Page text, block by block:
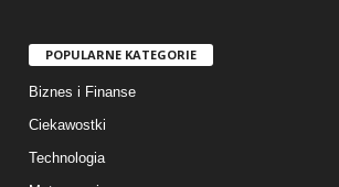
POPULARNE KATEGORIE
Biznes i Finanse
Ciekawostki
Technologia